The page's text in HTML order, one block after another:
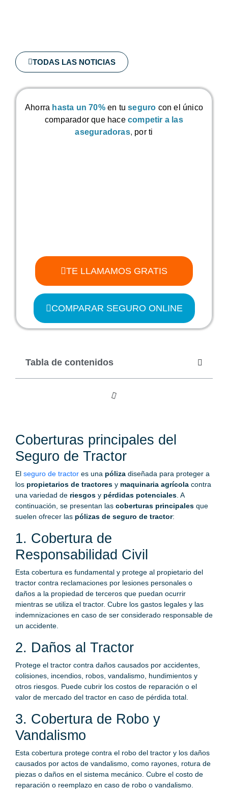
Coberturas principales del
Seguro de Tractor
El seguro de tractor es una póliza diseñada para proteger a
los propietarios de tractores y maquinaria agrícola contra
una variedad de riesgos y pérdidas potenciales . A
continuación, se presentan las coberturas principales que
suelen ofrecer las pólizas de seguro de tractor:
1. Cobertura de
Responsabilidad Civil
Esta cobertura es fundamental y protege al propietario del
tractor contra reclamaciones por lesiones personales o
daños a la propiedad de terceros que puedan ocurrir
mientras se utiliza el tractor. Cubre los gastos legales y las
indemnizaciones en caso de ser considerado responsable de
un accidente.
2. Daños al Tractor
Protege el tractor contra daños causados por accidentes,
colisiones, incendios, robos, vandalismo, hundimientos y
otros riesgos. Puede cubrir los costos de reparación o el
valor de mercado del tractor en caso de pérdida total.
3. Cobertura de Robo y
Vandalismo
Esta cobertura protege contra el robo del tractor y los daños
causados por actos de vandalismo, como rayones, rotura de
piezas o daños en el sistema mecánico. Cubre el costo de
reparación o reemplazo en caso de robo o vandalismo.
TODAS LAS NOTICIAS
Ahorra hasta un 70% en tuseguro con el único
comparador que hace competir a las
aseguradoras, por ti
TE LLAMAMOS GRATIS
COMPARAR SEGURO ONLINE
Tabla de contenidos